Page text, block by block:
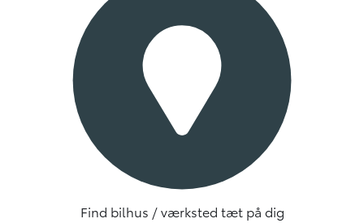
Find bilhus / værksted tæt på dig